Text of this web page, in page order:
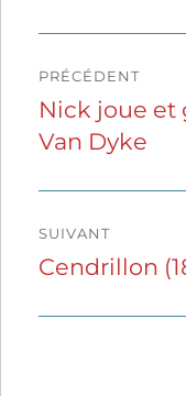
de
l’article
PRÉCÉDENT
Publication
précédente :
Nick joue et
Van Dyke
SUIVANT
Publication
Cendrillon